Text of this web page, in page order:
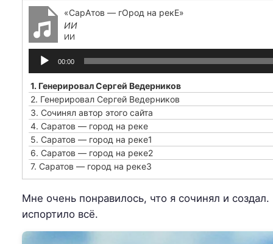
«СарАтов — гОрод на рекЕ»
ИИ
ИИ
Аудиоплеер
00:00
1. Генерировал Сергей Ведерников
2. Генерировал Сергей Ведерников
3. Сочинял автор этого сайта
4. Саратов — город на реке
5. Саратов — город на реке1
6. Саратов — город на реке2
7. Саратов — город на реке3
Мне очень понравилось, что я сочинял и
испортило всё.